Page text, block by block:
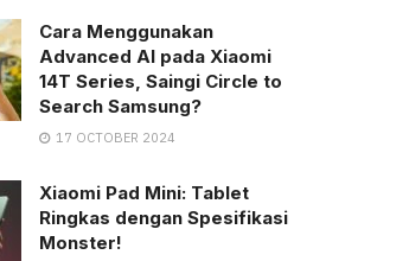
Cara Menggunakan
Advanced AI pada Xiaomi
14T Series, Saingi Circle to
Search Samsung?
17 OCTOBER 2024
Xiaomi Pad Mini: Tablet
Ringkas dengan Spesifikasi
Monster!